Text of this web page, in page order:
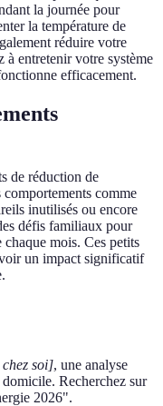
la journée pour
la température de
réduire votre
à entretenir votre système
efficacement.
de réduction de
comme
inutilisés ou encore
défis familiaux pour
mois. Ces petits
un impact significatif
soi], une analyse
Recherchez sur
2026".